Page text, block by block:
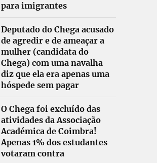
para imigrantes
Deputado do Chega acusado
de agredir e de ameaçar a
mulher (candidata do
Chega) com uma navalha
diz que ela era apenas uma
hóspede sem pagar
O Chega foi excluído das
atividades da Associação
Académica de Coimbra!
Apenas 1% dos estudantes
votaram contra